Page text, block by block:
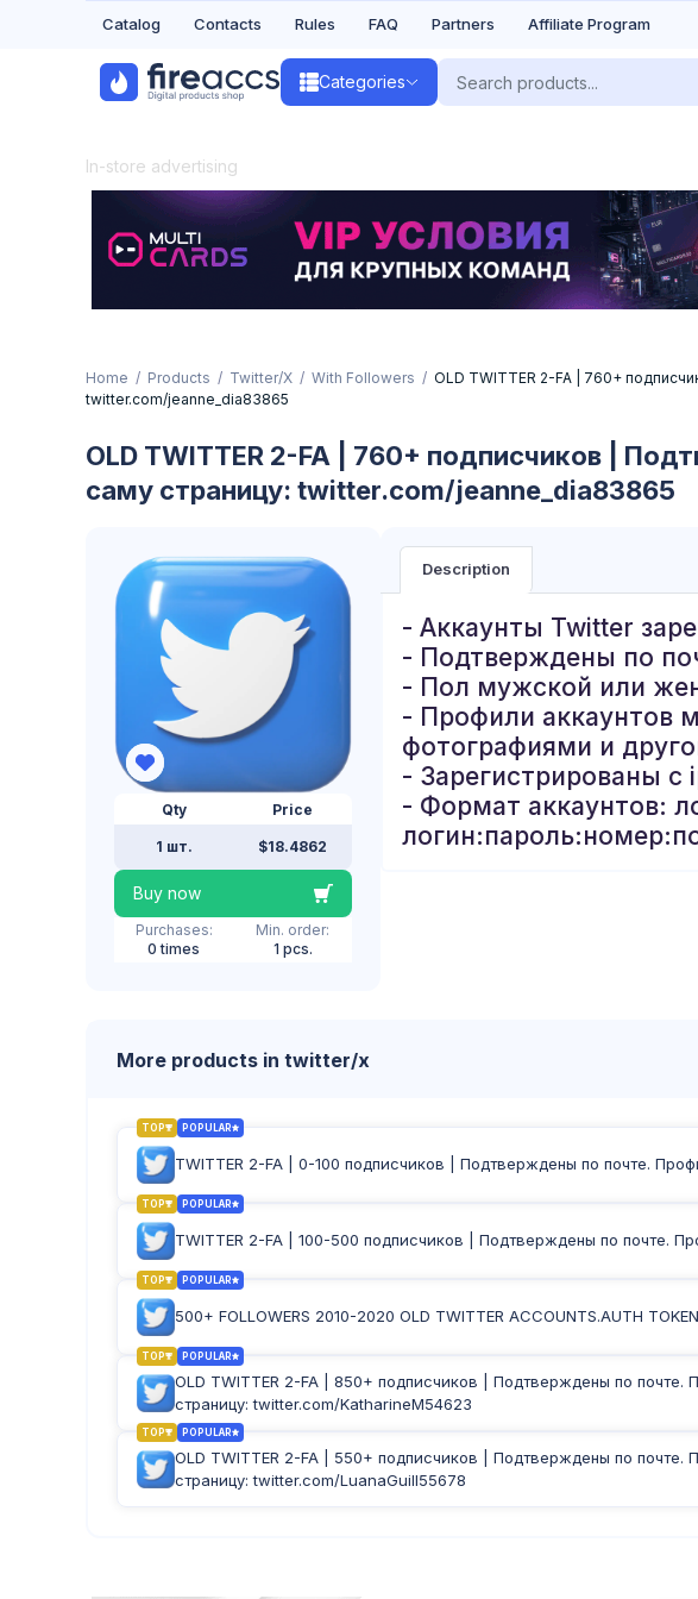
Catalog Contacts Rules FAQ Partners Affiliate Program
Categories
In-store advertising
Home Products Twitter/X With Followers
OLD TWITTER 2-FA | 760+
twitter.com/jeanne_dia83865
OLD TWITTER 2-FA | 760+ подписчиков |
саму страницу: twitter.com/jeanne_dia83865
Qty
1 шт.
Price
$18.4862
Buy now
Purchases:
0 times
Min. order:
1 pcs.
Description
- Аккаунты Twitter
- Подтверждены по
- Пол мужской или
- Профили аккаунтов
фотографиями и
- Зарегистрированы с
- Формат аккаунтов:
More products in twitter/x
TOP POPULAR
TWITTER 2-FA | 0-100 подписчиков | Подтверждены по почте.
TOP POPULAR
TWITTER 2-FA | 100-500 подписчиков | Подтверждены по почте.
TOP POPULAR
500+ FOLLOWERS 2010-2020 OLD TWITTER ACCOUNTS.AUTH
TOP POPULAR
OLD TWITTER 2-FA | 850+ подписчиков | Подтверждены по
страницу: twitter.com/KatharineM54623
TOP POPULAR
OLD TWITTER 2-FA | 550+ подписчиков | Подтверждены по
страницу: twitter.com/LuanaGuill55678